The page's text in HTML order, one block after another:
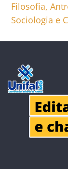
Filosofia,
Sociologia e